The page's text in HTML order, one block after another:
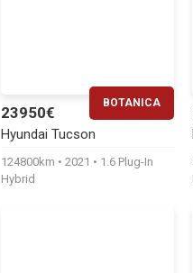
BOTANICA
23950€
Hyundai Tucson
124800km 2021
1.6 Plug-In
Hybrid